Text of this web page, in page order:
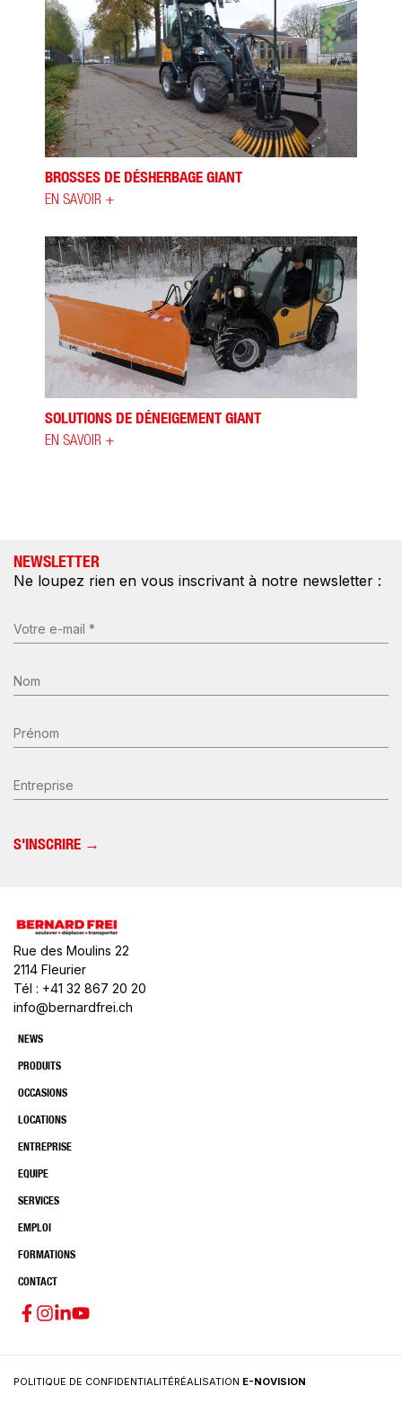
BROSSES DE DÉSHERBAGE GIANT
EN SAVOIR +
SOLUTIONS DE DÉNEIGEMENT GIANT
EN SAVOIR +
NEWSLETTER
Ne loupez rien en vous inscrivant à notre newsletter :
E-
mail
Nom
*
Prénom
Entreprise
Rue des Moulins 22
2114 Fleurier
Tél : +41 32 867 20 20
info@bernardfrei.ch
NEWS
PRODUITS
OCCASIONS
LOCATIONS
ENTREPRISE
EQUIPE
SERVICES
EMPLOI
FORMATIONS
CONTACT
POLITIQUE DE CONFIDENTIALITÉRÉALISATION E-NOVISION